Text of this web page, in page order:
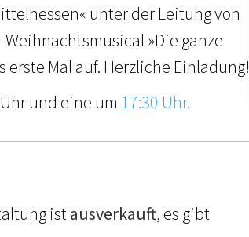
unter der Leitung von
»Die ganze
erste Mal auf. Herzliche Einladung!
und eine um 17:30 Uhr.
istausverkauft, es gibt